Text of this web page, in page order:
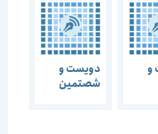
دویست و
شصتمین